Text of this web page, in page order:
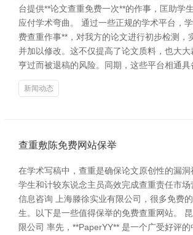
台提供**论文查重免费一次**的作事，匡助学
应付学术弯曲。 通过一些正规的学术平台，
费查重作事**，对我方的论文进行初步检测，
并加以修改。这不仅提高了论文质料，也大大
亨过而被退稿的风险。同期，这些平台相通具
新闻动态
查重敷陈免费网站保举
在学术写稿中，查重是确保论文原创性的漏洞
学生和计较东说念主员高效完成查重责任市
信息咨询 上海滕徐实业有限公司，很多免费
生。以下是一些值得保举的免费查重网站。
限公司 率先，**PaperYY** 是一个广受好评的